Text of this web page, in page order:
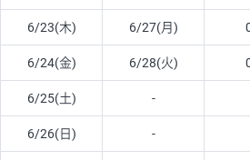
6/23(木) 6/27(月)
6/24(金) 6/28(火)
6/25(土) -
6/26(日) -